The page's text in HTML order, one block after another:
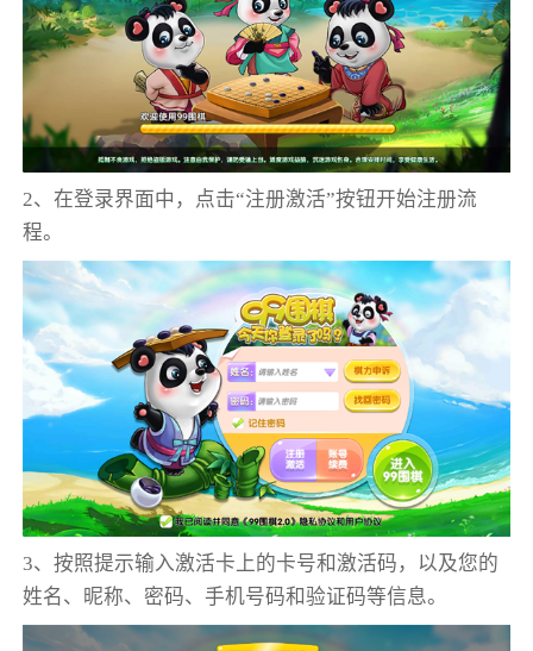
2、在登录界面中，点击“注册激活”按钮开始注册流
程。
3、按照提示输入激活卡上的卡号和激活码，以及您的
姓名、昵称、密码、手机号码和验证码等信息。